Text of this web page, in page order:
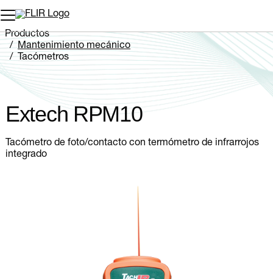
Productos
Mantenimiento mecánico
Tacómetros
Extech RPM10
Extech RPM10
Tacómetro de foto/contacto con termómetro de infrarrojos
integrado